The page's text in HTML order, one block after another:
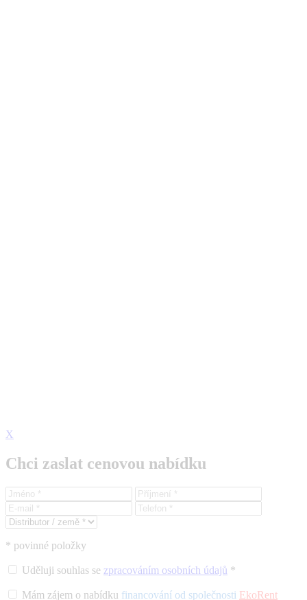
X
Chci zaslat cenovou nabídku
* povinné položky
Uděluji souhlas se zpracováním osobních údajů *
Mám zájem o nabídku financování od společnosti EkoRent